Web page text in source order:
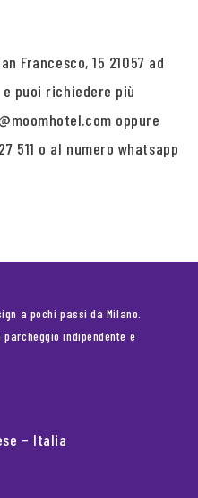
Francesco, 15 21057 ad
puoi richiedere più
oppure
511 o al numero whatsapp
a pochi passi da Milano.
indipendente e
– Italia